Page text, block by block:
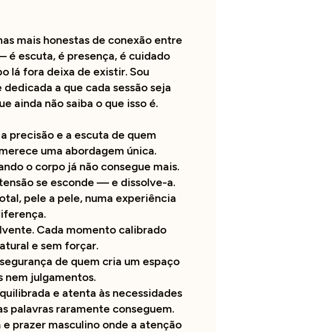
mais honestas de conexão entre
escuta, é presença, é cuidado
lá fora deixa de existir. Sou
a que cada sessão seja
ainda não saiba o que isso é.
precisão e a escuta de quem
uma abordagem única.
o corpo já não consegue mais.
se esconde — e dissolve-a.
pele a pele, numa experiência
Cada momento calibrado
e sem forçar.
de quem cria um espaço
nem julgamentos.
e atenta às necessidades
palavras raramente conseguem.
prazer masculino onde a atenção